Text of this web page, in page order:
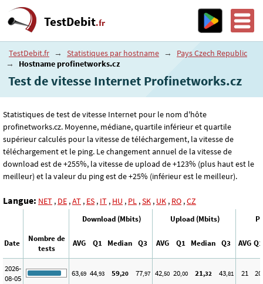
TestDebit.fr
TestDebit.fr → Statistiques par hostname →
Pays Czech Republic
→
Hostname profinetworks.cz
Test de vitesse Internet Profinetworks.cz
Statistiques de test de vitesse Internet pour le nom d'hôte
profinetworks.cz. Moyenne, médiane, quartile inférieur et quartile
supérieur calculés pour la vitesse de téléchargement, la vitesse de
téléchargement et le ping. Le changement annuel de la vitesse de
download est de +255%, la vitesse de upload de +123% (plus haut est le
meilleur) et la valeur du ping est de +25% (inférieur est le meilleur).
Langue: NET , DE ,AT , ES , IT , HU , PL ,SK , UK , RO ,CZ
Download (Mbits) Upload (Mbits)
Date
Nombre de
tests
AVG Q1 Median Q3 AVG Q1 Median Q3 AVG Q1
2026-
08-05
63,69 44,93 59,20 77,97 42,50 20,00 21,32 43,81 21 20